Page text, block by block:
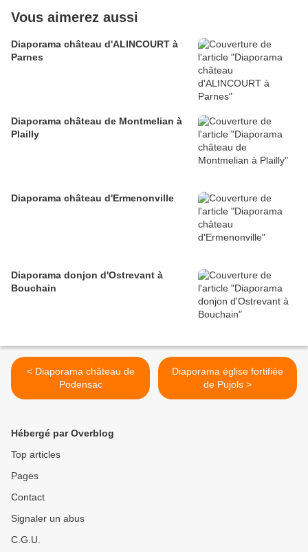
Vous aimerez aussi
Diaporama château d'ALINCOURT à
Parnes
Diaporama château de Montmelian à
Plailly
Diaporama château d'Ermenonville
Diaporama donjon d'Ostrevant à
Bouchain
< Diaporama château de
Podensac
Diaporama église fortifiée
de Pujols >
Hébergé par Overblog
Top articles
Pages
Contact
Signaler un abus
C.G.U.